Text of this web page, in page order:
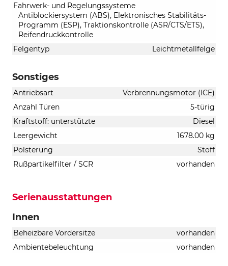
Fahrwerk- und Regelungssysteme
Antiblockiersystem (ABS), Elektronisches Stabilitäts-
Programm (ESP), Traktionskontrolle (ASR/CTS/ETS),
Reifendruckkontrolle
Felgentyp
Leichtmetallfelge
Sonstiges
Antriebsart
Verbrennungsmotor (ICE)
Anzahl Türen
5-türig
Kraftstoff: unterstützte
Diesel
Leergewicht
1678.00 kg
Polsterung
Stoff
Rußpartikelfilter / SCR
vorhanden
Serienausstattungen
Innen
Beheizbare Vordersitze
vorhanden
Ambientebeleuchtung
vorhanden